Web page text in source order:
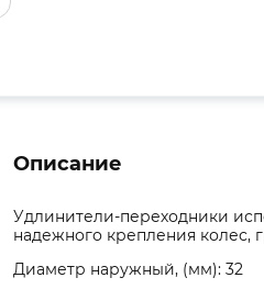
Описание
Удлинители-переходники
надежного крепления
Диаметр наружный, (мм): 32